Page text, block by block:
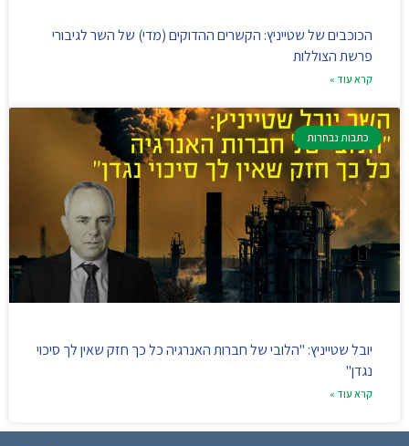
הכוכבים של שטייניץ: הקשרים ההדוקים (מדי) של השר לגיבורי
פרשת הצוללות
קרא עוד »
כתבות נבחרות
יובל שטייניץ: "הלובי של חברות האנרגיה כל כך חזק שאין לך סיכוי
נגדן"
קרא עוד »